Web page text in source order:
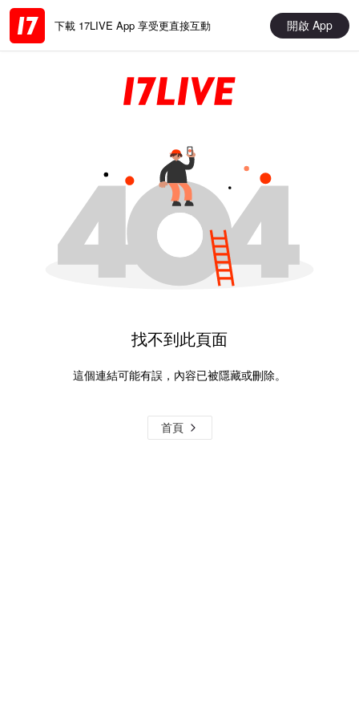
下載 17LIVE App 享受更直接互動 開啟 App
找不到此頁面
這個連結可能有誤，內容已被隱藏或刪除。
首頁